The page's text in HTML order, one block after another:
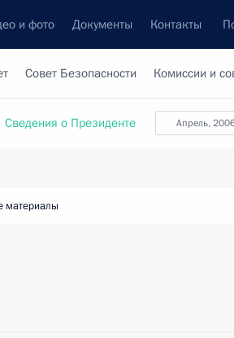
и фото Документы Контакты
Совет Безопасности Комиссии и
апрель,
Сведения о Президенте
материалы